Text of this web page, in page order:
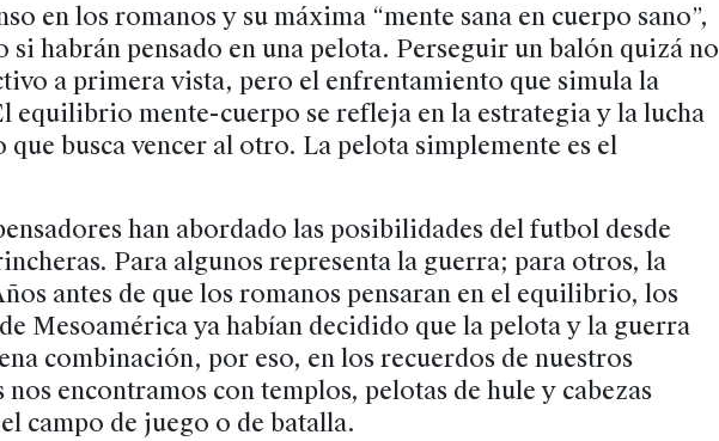
en los romanos y su máxima “mente sana en cuerpo sano”,
si habrán pensado en una pelota. Perseguir un balón quizá no
a primera vista, pero el enfrentamiento que simula la
equilibrio mente-cuerpo se refleja en la estrategia y la lucha
que busca vencer al otro. La pelota simplemente es el
han abordado las posibilidades del futbol desde
Para algunos representa la guerra; para otros, la
antes de que los romanos pensaran en el equilibrio, los
Mesoamérica ya habían decidido que la pelota y la guerra
combinación, por eso, en los recuerdos de nuestros
nos encontramos con templos, pelotas de hule y cabezas
campo de juego o de batalla.